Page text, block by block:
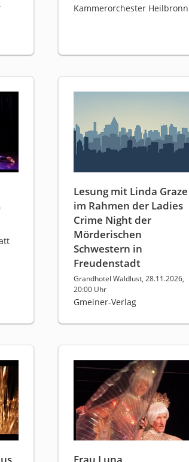
Kammerorchester Heilbronn
Lesung mit Linda Graze
im Rahmen der Ladies
Crime Night der
Mörderischen
Schwestern in
Freudenstadt
Grandhotel Waldlust, 28.11.2026,
20:00 Uhr
Gmeiner-Verlag
Frau Luna